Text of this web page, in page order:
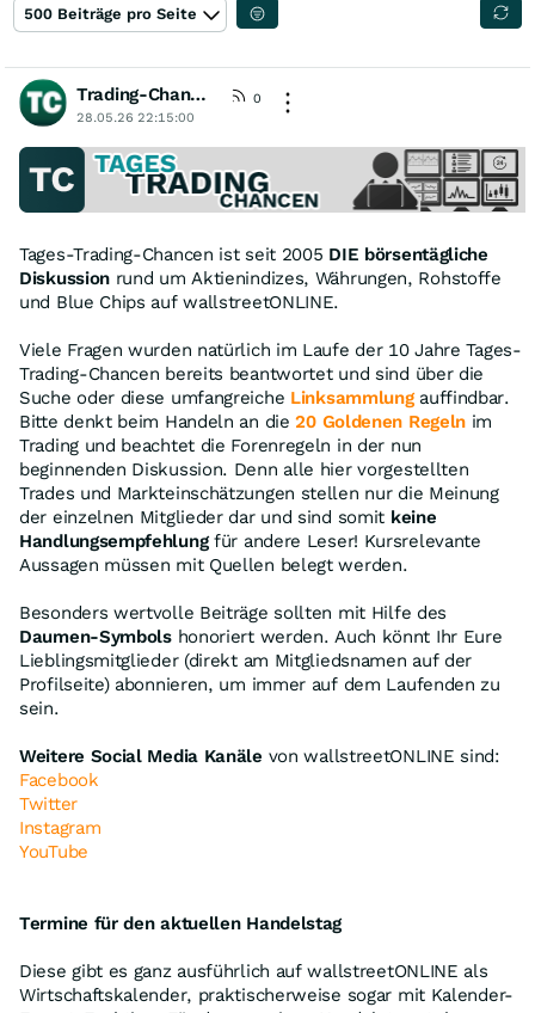
500 Beiträge pro Seite
Trading-Chancen [wO]
0
28.05.26 22:15:00
Tages-Trading-Chancen ist seit 2005 DIE börsentägliche
Diskussion rund um Aktienindizes, Währungen, Rohstoffe
und Blue Chips auf wallstreetONLINE.
Viele Fragen wurden natürlich im Laufe der 10 Jahre Tages-
Trading-Chancen bereits beantwortet und sind über die
Suche oder diese umfangreiche Linksammlungauffindbar.
Bitte denkt beim Handeln an die20 Goldenen Regeln im
Trading und beachtet die Forenregeln in der nun
beginnenden Diskussion. Denn alle hier vorgestellten
Trades und Markteinschätzungen stellen nur die Meinung
der einzelnen Mitglieder dar und sind somit keine
Handlungsempfehlungfür andere Leser! Kursrelevante
Aussagen müssen mit Quellen belegt werden.
Besonders wertvolle Beiträge sollten mit Hilfe des
Daumen-Symbolshonoriert werden. Auch könnt Ihr Eure
Lieblingsmitglieder (direkt am Mitgliedsnamen auf der
Profilseite) abonnieren, um immer auf dem Laufenden zu
sein.
Weitere Social Media Kanäle von wallstreetONLINE sind:
Facebook
Twitter
Instagram
YouTube
Termine für den aktuellen Handelstag
Diese gibt es ganz ausführlich auf wallstreetONLINE als
Wirtschaftskalender, praktischerweise sogar mit Kalender-